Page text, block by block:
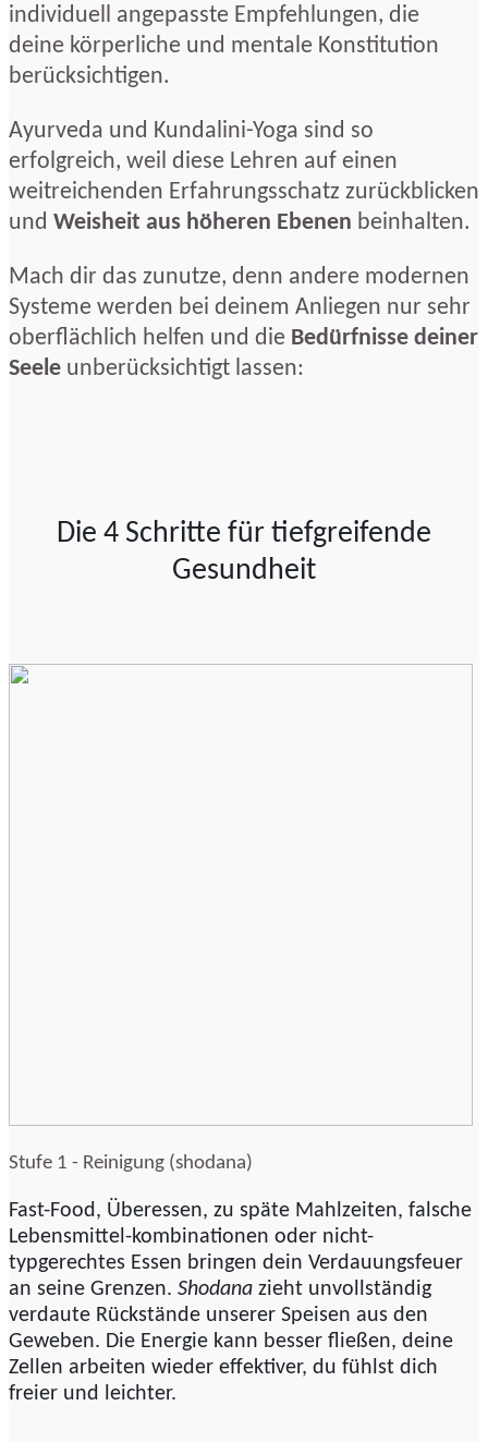
individuell angepasste Empfehlungen, die
deine körperliche und mentale Konstitution
berücksichtigen.
Ayurveda und Kundalini-Yoga sind so
erfolgreich, weil diese Lehren auf einen
weitreichenden Erfahrungsschatz zurückblicken
und Weisheit aus höheren Ebenen beinhalten.
Mach dir das zunutze, denn andere modernen
Systeme werden bei deinem Anliegen nur sehr
oberflächlich helfen und die Bedürfnisse deiner
Seele unberücksichtigt lassen:
Die 4 Schritte für tiefgreifende
Gesundheit
Stufe 1 - Reinigung (shodana)
Fast-Food, Überessen, zu späte Mahlzeiten, falsche
Lebensmittel-kombinationen oder nicht-
typgerechtes Essen bringen dein Verdauungsfeuer
an seine Grenzen. Shodana zieht unvollständig
verdaute Rückstände unserer Speisen aus den
Geweben. Die Energie kann besser fließen, deine
Zellen arbeiten wieder effektiver, du fühlst dich
freier und leichter.